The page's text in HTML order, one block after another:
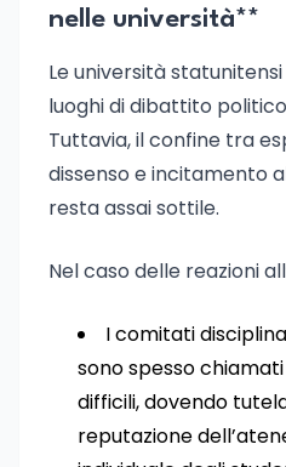
nelle università**
Le università
luoghi di dibattito
Tuttavia, il confine tra
dissenso e incitamento
resta assai sottile.
Nel caso delle reazioni
I comitati
sono spesso
difficili, dovendo
reputazione